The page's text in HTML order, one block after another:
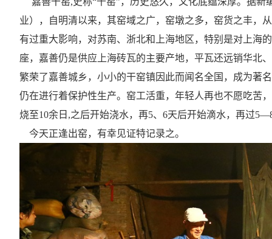
业），自明清以来，其窑域之广，窑墩之多，窑货之丰，
有过重大影响，对苏南、浙北和上海地区，特别是对上海
座，嘉善仍是供应上海砖瓦的主要产地，平瓦还远销华北
繁荣了嘉善城乡，小小的干窑镇因此而闻名全国，成为著
仍在进行着保护性生产。窑工活重，年轻人再也不愿吃苦
烧至10余日,之后开始浇水，再5、6天后开始滴水，再过
今天正逢出窑，有幸见证特记录之。